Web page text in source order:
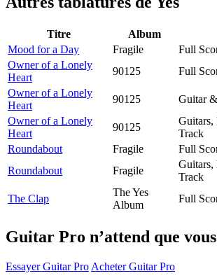
Titre Album
Mood for a Day
Fragile
Full
Owner of a Lonely
Heart
90125
Full
Owner of a Lonely
Heart
90125
Guitar
Owner of a Lonely
Heart
90125
Guitars,
Track
Roundabout
Fragile
Full
Roundabout
Fragile
Guitars,
Track
The Clap
The Yes
Album
Full
Guitar Pro n’attend que
Essayer Guitar Pro Acheter Guitar Pro